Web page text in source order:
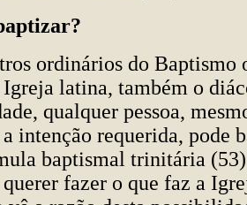
ordinários do Baptismo
latina, também o
qualquer pessoa,
a intenção requerida, pode
baptismal trinitária
fazer o que faz a